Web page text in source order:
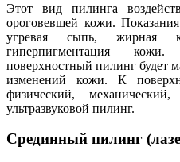
Этот вид пилинга
ороговевшей кожи.
угревая сыпь, жирная
гиперпигментация
поверхностный пилинг будет
изменений кожи. К
физический,
ультразвуковой пилинг.
Срединный пилинг